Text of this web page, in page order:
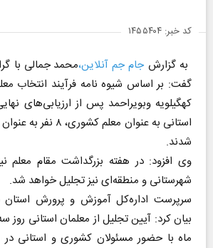
کد خبر: ۱۴۵۵۴۰۴
به گزارش جام جم آنلاین،محمد جمالی با
گفت: بر اساس شیوه نامه فرآیند انتخاب
کهگیلویه وبویراحمد پس از ارزیابی‌های
استانی به عنوان معلم
شدند.
شهرستانی و منطقه‌ای نیز تجلیل خواهد شد.
سرپرست اداره‌کل آموزش و پرورش استان
ماه با حضور مسئولان کشوری و استانی در